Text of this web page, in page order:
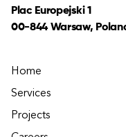
Plac Europejski 1
00-844 Warsaw,
Home
Services
Projects